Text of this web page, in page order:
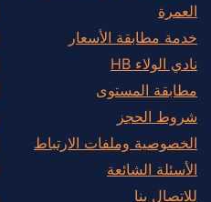
العمرة
خدمة مطابقة الأسعار
نادي الولاء HB
مطابقة المستوى
شروط الحجز
الخصوصية وملفات الارتباط
الأسئلة الشائعة
للاتصال بنا